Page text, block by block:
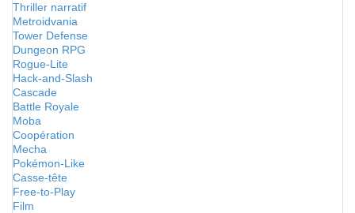
Thriller narratif
Metroidvania
Tower Defense
Dungeon RPG
Rogue-Lite
Hack-and-Slash
Cascade
Battle Royale
Moba
Coopération
Mecha
Pokémon-Like
Casse-tête
Free-to-Play
Film